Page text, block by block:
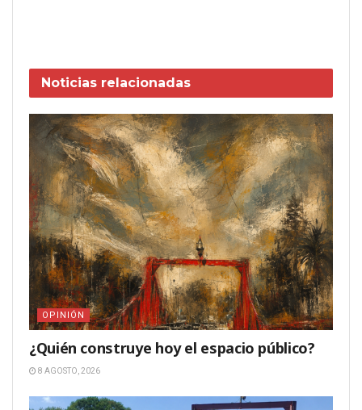
Noticias relacionadas
OPINIÓN
¿Quién construye hoy el espacio público?
8 AGOSTO, 2026